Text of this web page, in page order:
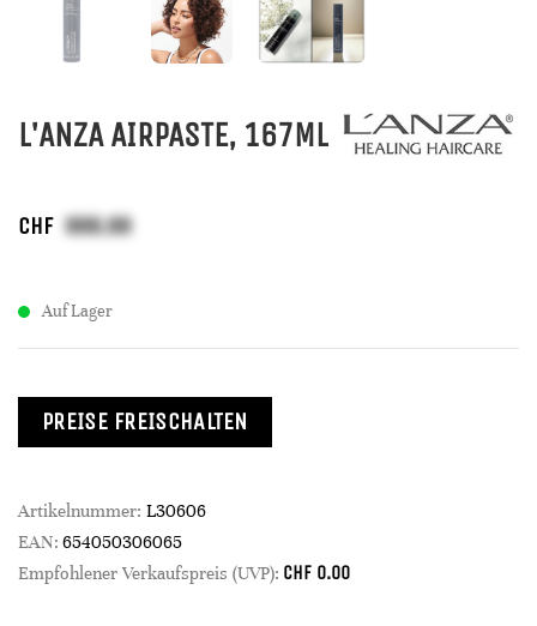
L'ANZA AIRPASTE, 167ML
CHF
Auf Lager
PREISE FREISCHALTEN
Artikelnummer: L30606
EAN: 654050306065
Empfohlener Verkaufspreis (UVP): CHF 0.00